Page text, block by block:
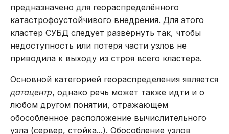
предназначено для геораспределённого
катастрофоустойчивого внедрения. Для этого
кластер СУБД следует развёрнуть так, чтобы
недоступность или потеря части узлов не
приводила к выходу из строя всего кластера.
Основной категорией геораспределения является
датацентр, однако речь может также идти и о
любом другом понятии, отражающем
обособленное расположение вычислительного
узла (сервер, стойка...). Обособление узлов